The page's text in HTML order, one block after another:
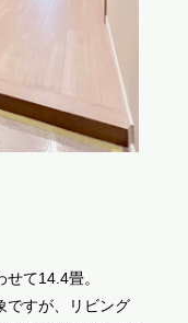
て14.4畳。
ですが、リビング